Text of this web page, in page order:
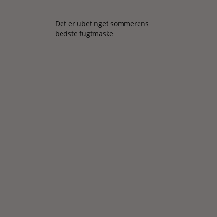
Det er ubetinget sommerens
bedste fugtmaske